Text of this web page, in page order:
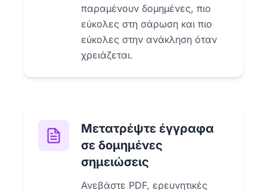
παραμένουν δομημένες, πιο
εύκολες στη σάρωση και πιο
εύκολες στην ανάκληση όταν
χρειάζεται.
Μετατρέψτε έγγραφα
σε δομημένες
σημειώσεις
Ανεβάστε PDF, ερευνητικές